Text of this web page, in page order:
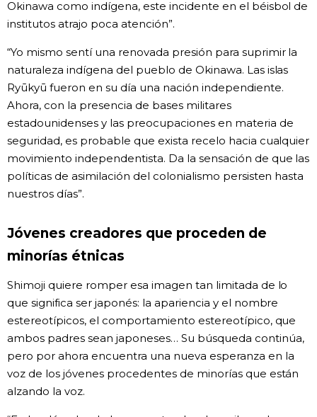
Okinawa como indígena, este incidente en el béisbol de
institutos atrajo poca atención”.
“Yo mismo sentí una renovada presión para suprimir la
naturaleza indígena del pueblo de Okinawa. Las islas
Ryūkyū fueron en su día una nación independiente.
Ahora, con la presencia de bases militares
estadounidenses y las preocupaciones en materia de
seguridad, es probable que exista recelo hacia cualquier
movimiento independentista. Da la sensación de que las
políticas de asimilación del colonialismo persisten hasta
nuestros días”.
Jóvenes creadores que proceden de
minorías étnicas
Shimoji quiere romper esa imagen tan limitada de lo
que significa ser japonés: la apariencia y el nombre
estereotípicos, el comportamiento estereotípico, que
ambos padres sean japoneses… Su búsqueda continúa,
pero por ahora encuentra una nueva esperanza en la
voz de los jóvenes procedentes de minorías que están
alzando la voz.